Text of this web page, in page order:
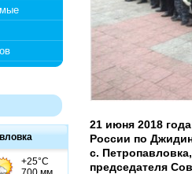
21 июня 2018
России по
с.
председателя